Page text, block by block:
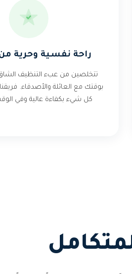
راحة نفسية وحرية من
تتخلصين من عبء التنظيف
بوقتك مع العائلة والأصدقاء.
كل شيء بكفاءة عالية وفي